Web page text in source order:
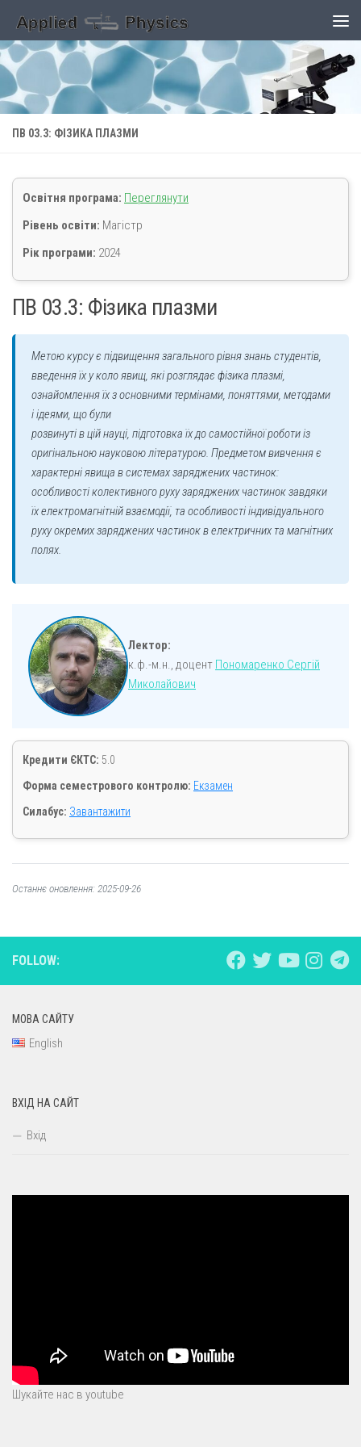
Skip to content
ПВ 03.3: ФІЗИКА ПЛАЗМИ
Освітня програма: Переглянути
Рівень освіти: Магістр
Рік програми: 2024
ПВ 03.3: Фізика плазми
Метою курсу є підвищення загального рівня знань студентів,
введення їх у коло явищ, які розглядає фізика плазмі,
ознайомлення їх з основними термінами, поняттями, методами
і ідеями, що були
розвинуті в цій науці, підготовка їх до самостійної роботи із
оригінальною науковою літературою. Предметом вивчення є
характерні явища в системах заряджених частинок:
особливості колективного руху заряджених частинок завдяки
їх електромагнітній взаємодії, та особливості індивідуального
руху окремих заряджених частинок в електричних та магнітних
полях.
Лектор:
к.ф.-м.н., доцент Пономаренко Сергій
Миколайович
Кредити ЄКТС: 5.0
Форма семестрового контролю: Екзамен
Силабус: Завантажити
Останнє оновлення: 2025-09-26
FOLLOW:
МОВА САЙТУ
English
ВХІД НА САЙТ
Вхід
Шукайте нас в youtube